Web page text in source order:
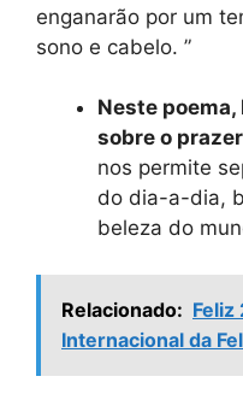
enganarão por um
sono e cabelo. ”
Neste
sobre o
nos permite
do dia-a-dia,
beleza do
Relacionado: Feliz
Internacional da